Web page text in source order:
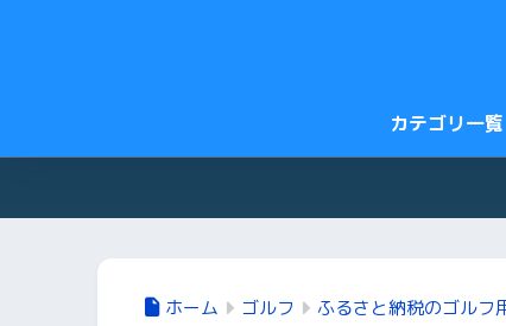
カテゴリ一覧
ホーム ゴルフ ふるさと納税のゴルフ